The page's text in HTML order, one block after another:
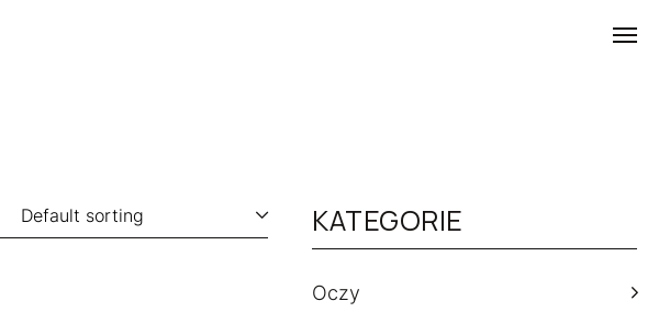
KATEGORIE
Oczy